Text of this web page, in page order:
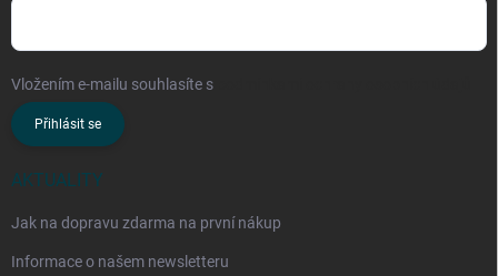
Vložením e-mailu souhlasíte s
Přihlásit se
AKTUALITY
Jak na dopravu zdarma na první nákup
Informace o našem newsletteru